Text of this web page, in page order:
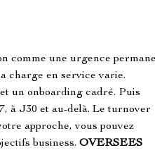
comme une urgence
charge en service varie.
un onboarding cadré. Puis
à J30 et au-delà. Le turnover
approche, vous pouvez
business. OVERSEES